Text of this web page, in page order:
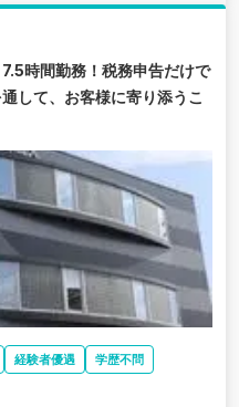
時間勤務！税務申告だけで
して、お客様に寄り添うこ
経験者優遇
学歴不問